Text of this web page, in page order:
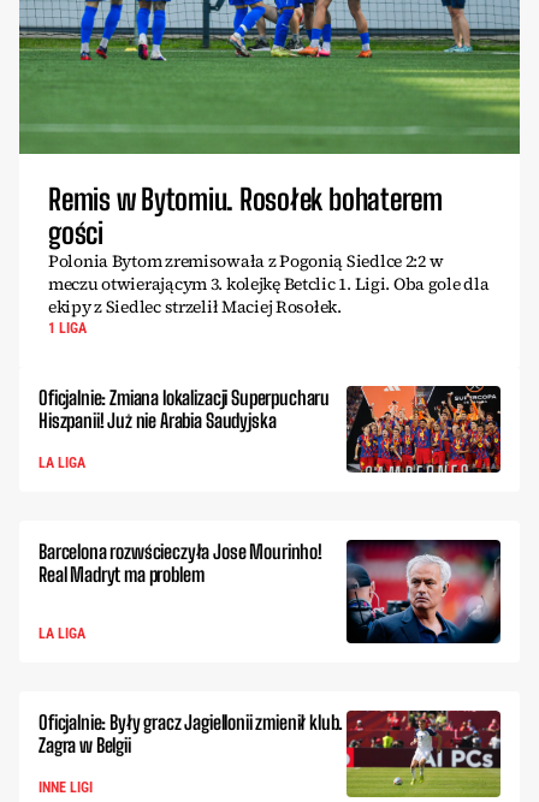
Remis w Bytomiu. Rosołek bohaterem
gości
Polonia Bytom zremisowała z Pogonią Siedlce 2:2 w
meczu otwierającym 3. kolejkę Betclic 1. Ligi. Oba gole dla
ekipy z Siedlec strzelił Maciej Rosołek.
1 LIGA
Oficjalnie: Zmiana lokalizacji Superpucharu
Hiszpanii! Już nie Arabia Saudyjska
LA LIGA
Barcelona rozwścieczyła Jose Mourinho!
Real Madryt ma problem
LA LIGA
Oficjalnie: Były gracz Jagiellonii zmienił klub.
Zagra w Belgii
INNE LIGI